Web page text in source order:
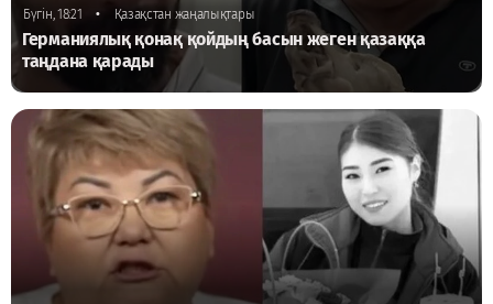
Бүгін, 18:21 • Қазақстан жаңалықтары
Германиялық қонақ қойдың басын жеген қазаққа
таңдана қарады